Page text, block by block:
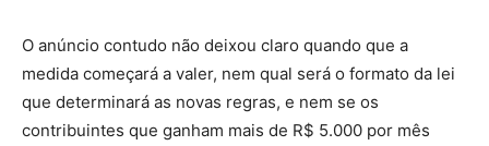
O anúncio contudo não deixou claro quando que a
medida começará a valer, nem qual será o formato da lei
que determinará as novas regras, e nem se os
contribuintes que ganham mais de R$ 5.000 por mês